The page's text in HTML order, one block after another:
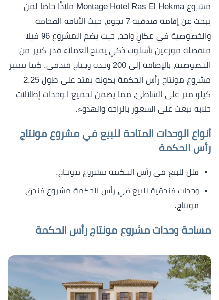
مشروع Montage Hotel Ras El Hekma ملاذًا خاصًا لمن
يبحث عن إقامة فندقية 7 نجوم، حيث الأناقة الفخامة
والخصوصية في مكانٍ واحد، حيث يضم المشروع 96 فيلا
منفصلة موزعين بأسلوب ذكي يمنح العملاء قدر كبير من
الخصوصية، بالإضافة إلى 200 وحدة وجناح فندقي. كما يتميز
مشروع مونتاج رأس الحكمة بكونه يمتد على طول 2,25
كيلو متر على الشاطئ، مما يضمن لجميع الوحدات إطلالات
خلابة تبعث على الشعور بالراحة والهدوء.
أنواع الوحدات المتاحة للبيع في مشروع مونتاج
رأس الحكمة
فلل للبيع في رأس الحكمة مشروع مونتاج.
وحدات فندقية للبيع في رأس الحكمة مشروع فندق
مونتاج.
مساحة وحدات مشروع مونتاج رأس الحكمة